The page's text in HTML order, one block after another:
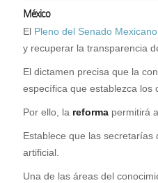
México
El Pleno del Senado Mexicano
y recuperar la transparencia
El dictamen precisa que la
específica que establezca los
Por ello, la reforma permitirá
Establece que las secretarías
artificial.
Una de las áreas del